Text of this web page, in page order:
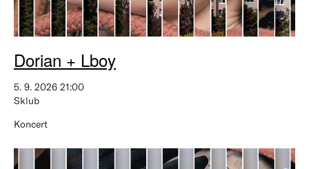
Dorian + Lboy
5. 9. 2026 21:00
Sklub
Koncert